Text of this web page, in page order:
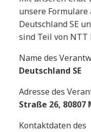
unsere Formulare
Deutschland SE
sind Teil von NTT
Name des
Deutschland SE
Adresse des
Straße 26, 80807
Kontaktdaten des